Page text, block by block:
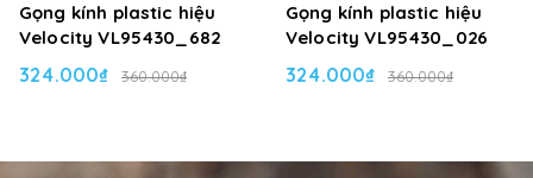
Gọng kính plastic hiệu
Velocity VL95430_682
324.000₫ 360.000₫
Gọng kính plastic hiệu
Velocity VL95430_026
324.000₫ 360.000₫